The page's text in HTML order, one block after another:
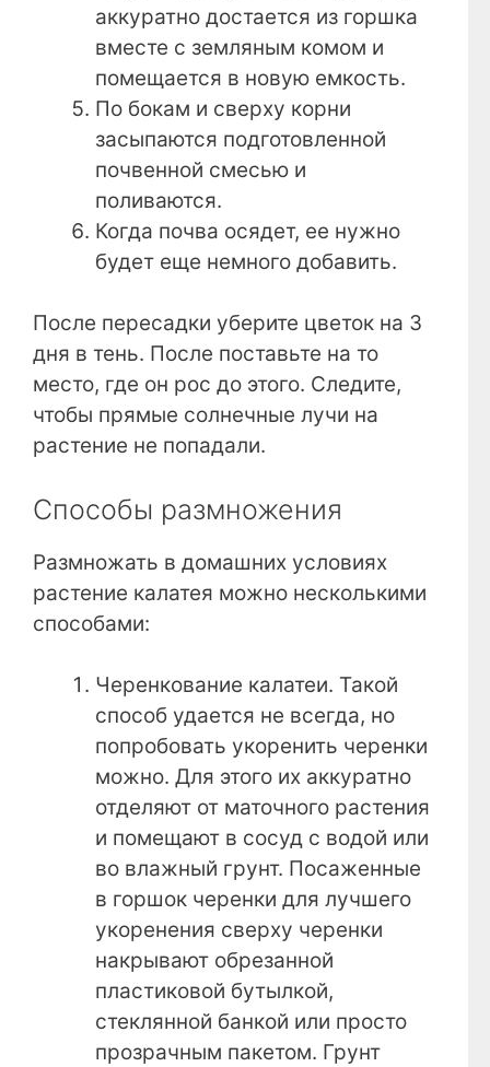
аккуратно достается из горшка
вместе с земляным комом и
помещается в новую емкость.
По бокам и сверху корни
засыпаются подготовленной
почвенной смесью и
поливаются.
Когда почва осядет, ее нужно
будет еще немного добавить.
После пересадки уберите цветок на 3
дня в тень. После поставьте на то
место, где он рос до этого. Следите,
чтобы прямые солнечные лучи на
растение не попадали.
Способы размножения
Размножать в домашних условиях
растение калатея можно несколькими
способами:
Черенкование калатеи. Такой
способ удается не всегда, но
попробовать укоренить черенки
можно. Для этого их аккуратно
отделяют от маточного растения
и помещают в сосуд с водой или
во влажный грунт. Посаженные
в горшок черенки для лучшего
укоренения сверху черенки
накрывают обрезанной
пластиковой бутылкой,
стеклянной банкой или просто
прозрачным пакетом. Грунт